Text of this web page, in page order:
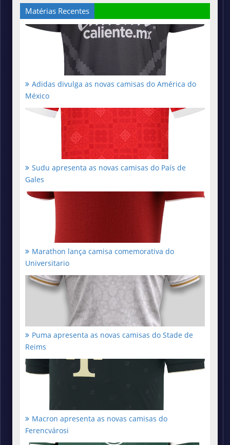
Matérias Recentes
Adidas divulga as novas camisas do América do
México
Sudu apresenta as novas camisas do País de
Gales
Marathon lança camisa comemorativa do
Universitario
Puma apresenta as novas camisas do Stade de
Reims
Macron apresenta as novas camisas do
Ferencvárosi